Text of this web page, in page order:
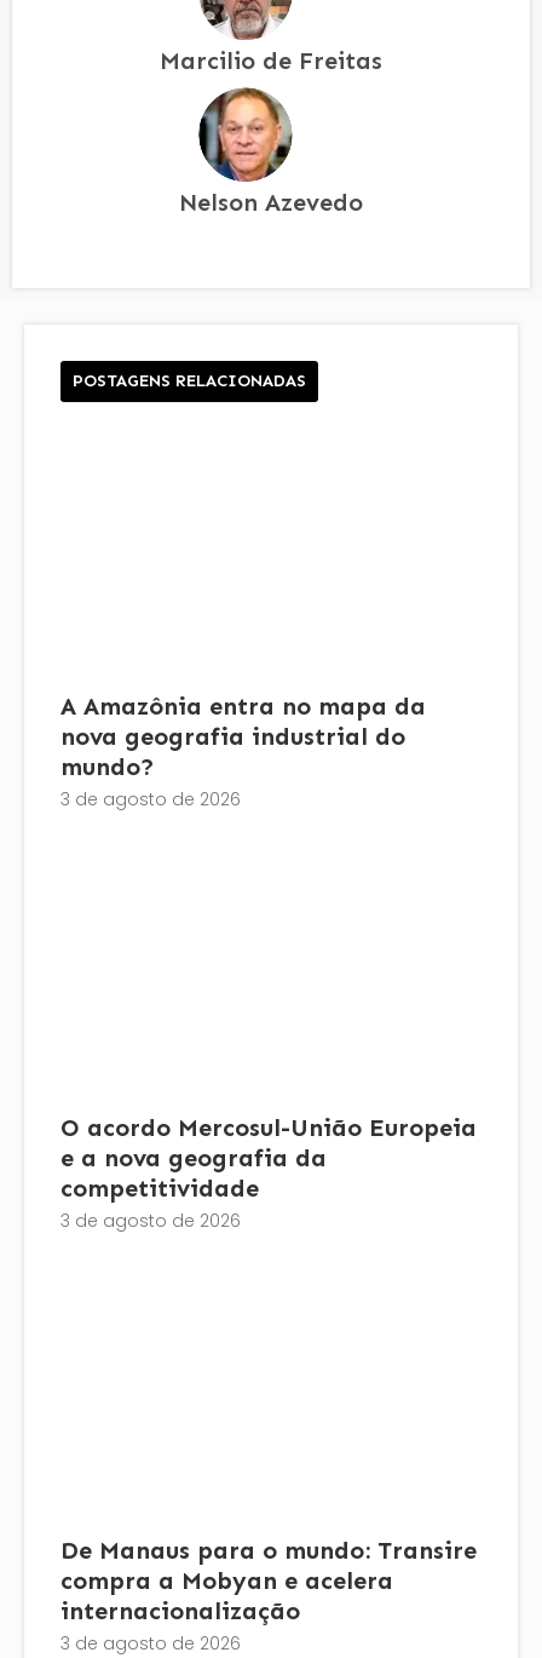
Marcilio de Freitas
Nelson Azevedo
POSTAGENS RELACIONADAS
A Amazônia entra no mapa da
nova geografia industrial do
mundo?
3 de agosto de 2026
O acordo Mercosul-União Europeia
e a nova geografia da
competitividade
3 de agosto de 2026
De Manaus para o mundo: Transire
compra a Mobyan e acelera
internacionalização
3 de agosto de 2026